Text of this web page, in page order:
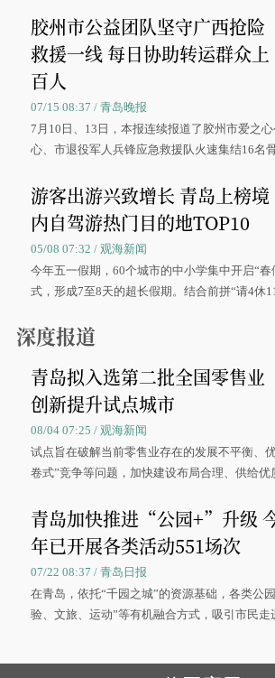
胶州市公益团队坚守广西抢险
救援一线 每日协助转运群众上
百人
07/15 08:37 / 青岛晚报
7月10日、13日，本报连续报道了胶州市爱之
心、市退役军人兵锋应急救援队火速集结16名
游客出游兴致增长 青岛上榜境
内自驾游热门目的地TOP10
05/08 07:32 / 观海新闻
今年五一假期，60个城市的中小学集中开启“春
式，形成7至8天的超长假期。结合前拼“请4休
深度报道
青岛拟入选第二批全国零售业
创新提升试点城市
08/04 07:25 / 观海新闻
试点旨在破解当前零售业存在的发展不平衡、
卷式”竞争等问题，加快建设布局合理、供给优
青岛加快推进“公园+”升级
年已开展各类活动551场次
07/22 08:37 / 青岛日报
在青岛，依托“千园之城”的资源基础，各类公
验、文旅、运动”等有机融合方式，吸引市民走